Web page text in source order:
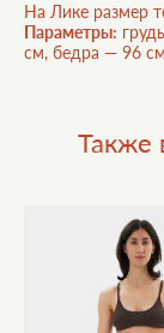
На Лике размер
Параметры:
см, бедра — 96
Также